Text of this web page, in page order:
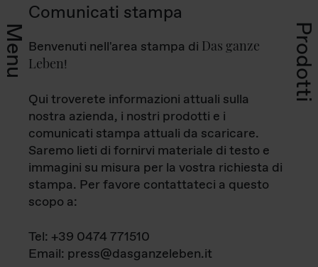
Menu Prodotti
Comunicati stampa
Benvenuti nell'area stampa di Das ganze
Leben!
Qui troverete informazioni attuali sulla
nostra azienda, i nostri prodotti e i
comunicati stampa attuali da scaricare.
Saremo lieti di fornirvi materiale di testo e
immagini su misura per la vostra richiesta di
stampa. Per favore contattateci a questo
scopo a:
Tel: +39 0474 771510
Email: press@dasganzeleben.it